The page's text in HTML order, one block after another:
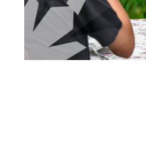
pakalpojumus)
Statistikas sīkdatnes
lai uzlabotu vietnes